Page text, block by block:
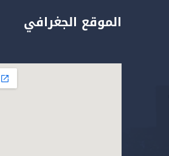
الموقع الجغرافي